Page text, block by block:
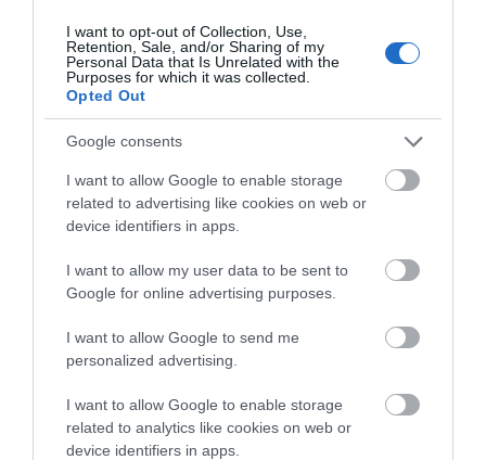
I want to opt-out of Collection, Use,
Retention, Sale, and/or Sharing of my
Personal Data that Is Unrelated with the
Purposes for which it was collected.
Opted Out
Google consents
I want to allow Google to enable storage
related to advertising like cookies on web or
device identifiers in apps.
I want to allow my user data to be sent to
Google for online advertising purposes.
I want to allow Google to send me
personalized advertising.
I want to allow Google to enable storage
related to analytics like cookies on web or
device identifiers in apps.
Συρροή πιστών σε αυτό το
Μοναστήρι της Εύβοιας!
08.08.2026 | 14:00
Κωνσταντοπούλου από
τη Βοιωτία: Αυτό που
συμβαίνει δεν είναι
ατύχημα, είναι
έγκλημα διαρκές και
συνεχιζόμενο
Στην ΑΑΔΕ ο
Μητσοτάκης για το
myAGRO – Τι δήλωσε